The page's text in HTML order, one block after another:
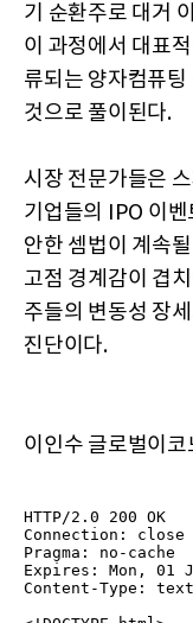
기 순환주로 대거
이 과정에서 대표
류되는 양자컴퓨
것으로 풀이된다.
시장 전문가들은
기업들의 IPO 이
안한 셈법이 계속
고점 경계감이 겹
주들의 변동성 장
진단이다.
이인수 글로벌이